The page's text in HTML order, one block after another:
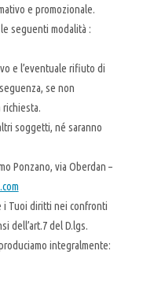
e promozionale.
seguenti modalità :
e l’eventuale rifiuto di
se non
soggetti, né saranno
Ponzano, via Oberdan –
i Tuoi diritti nei confronti
dell’art.7 del D.lgs.
integralmente: